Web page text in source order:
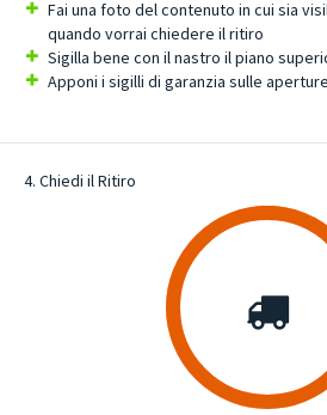
Fai una foto del contenuto in cui sia
quando vorrai chiedere il ritiro
Sigilla bene con il nastro il piano
Apponi i sigilli di garanzia sulle
4. Chiedi il Ritiro